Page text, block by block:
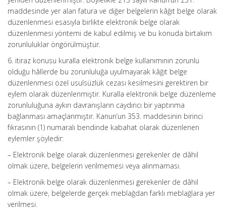
maddesinde yer alan fatura ve diğer belgelerin kâğıt belge olarak
düzenlenmesi esasıyla birlikte elektronik belge olarak
düzenlenmesi yöntemi de kabul edilmiş ve bu konuda birtakım
zorunluluklar öngörülmüştür.
6. itiraz konusu kuralla elektronik belge kullanımının zorunlu
olduğu hâllerde bu zorunluluğa uyulmayarak kâğıt belge
düzenlenmesi özel usulsüzlük cezası kesilmesini gerektiren bir
eylem olarak düzenlenmiştir. Kuralla elektronik belge düzenleme
zorunluluğuna aykırı davranışların caydırıcı bir yaptırıma
bağlanması amaçlanmıştır. Kanun’un 353. maddesinin birinci
fıkrasının (1) numaralı bendinde kabahat olarak düzenlenen
eylemler şöyledir:
– Elektronik belge olarak düzenlenmesi gerekenler de dâhil
olmak üzere, belgelerin verilmemesi veya alınmaması.
– Elektronik belge olarak düzenlenmesi gerekenler de dâhil
olmak üzere, belgelerde gerçek meblağdan farklı meblağlara yer
verilmesi.